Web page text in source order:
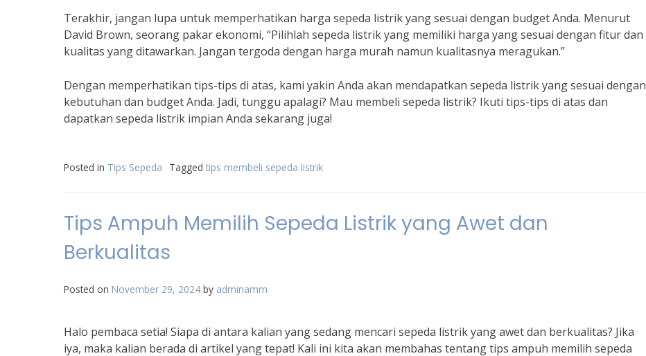
Terakhir, jangan lupa untuk memperhatikan harga sepeda listrik yang sesuai dengan budget Anda. Menurut
David Brown, seorang pakar ekonomi, “Pilihlah sepeda listrik yang memiliki harga yang sesuai dengan fitur dan
kualitas yang ditawarkan. Jangan tergoda dengan harga murah namun kualitasnya meragukan.”
Dengan memperhatikan tips-tips di atas, kami yakin Anda akan mendapatkan sepeda listrik yang sesuai dengan
kebutuhan dan budget Anda. Jadi, tunggu apalagi? Mau membeli sepeda listrik? Ikuti tips-tips di atas dan
dapatkan sepeda listrik impian Anda sekarang juga!
Posted in Tips Sepeda Tagged tips membeli sepeda listrik
Tips Ampuh Memilih Sepeda Listrik yang Awet dan
Berkualitas
Posted on November 29, 2024 by adminamm
Halo pembaca setia! Siapa di antara kalian yang sedang mencari sepeda listrik yang awet dan berkualitas? Jika
iya, maka kalian berada di artikel yang tepat! Kali ini kita akan membahas tentang tips ampuh memilih sepeda